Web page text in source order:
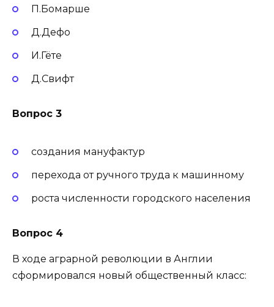
П.Бомарше
Д.Дефо
И.Гёте
Д.Свифт
Вопрос 3
создания мануфактур
перехода от ручного труда к машинному
роста численности городского населения
Вопрос 4
В ходе аграрной революции в Англии
сформировался новый общественный класс: